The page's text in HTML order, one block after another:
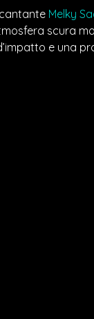
Melky
scura
e una